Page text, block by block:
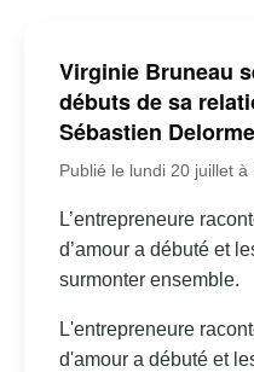
Virginie Bruneau
débuts de sa
Sébastien Delorme
Publié le lundi 20 juillet à
L’entrepreneure
d’amour a débuté et
surmonter ensemble.
L'entrepreneure
d'amour a débuté et